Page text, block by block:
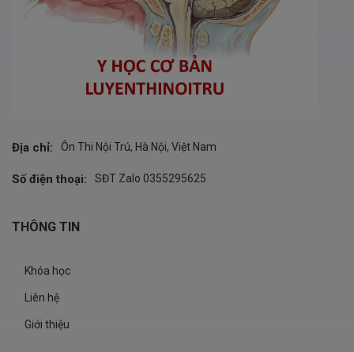
Địa chỉ: Ôn Thi Nội Trú, Hà Nội, Việt Nam
Số điện thoại: SĐT Zalo 0355295625
THÔNG TIN
Khóa học
Liên hệ
Giới thiệu